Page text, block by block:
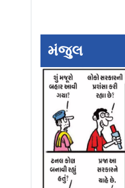
આગ્રહ
પર
વિરોધ
મંજુલ